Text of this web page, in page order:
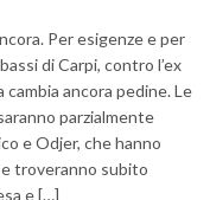
Per esigenze e per
di Carpi, contro l’ex
cambia ancora pedine. Le
parzialmente
e Odjer, che hanno
troveranno subito
e […]